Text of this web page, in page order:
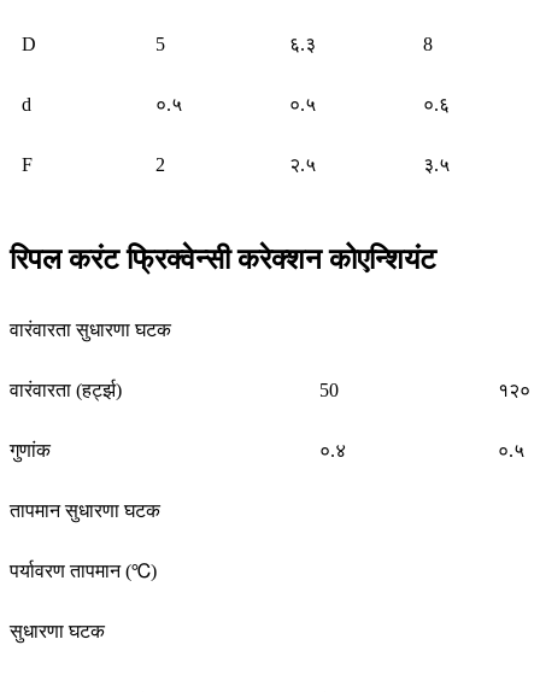
D 5 ६.३ 8
d ०.५ ०.५ ०.६
F 2 २.५ ३.५
रिपल करंट फ्रिक्वेन्सी करेक्शन कोएन्शियंट
वारंवारता सुधारणा घटक
वारंवारता (हर्ट्झ) 50 १२०
गुणांक ०.४ ०.५
तापमान सुधारणा घटक
पर्यावरण तापमान (℃)
सुधारणा घटक